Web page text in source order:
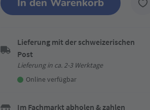
In den Warenkorb
Lieferung mit der schweizerischen
Post
Lieferung in ca. 2-3 Werktage
Online verfügbar
Im Fachmarkt abholen & zahlen